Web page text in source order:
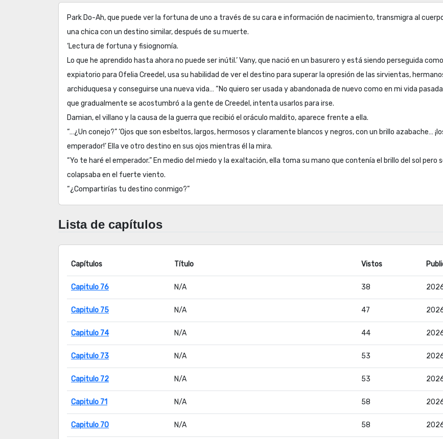
Park Do-Ah, que puede ver la fortuna de uno a través de su cara e información de nacimiento, transmigra al
una chica con un destino similar, después de su muerte.
‘Lectura de fortuna y fisiognomía.
Lo que he aprendido hasta ahora no puede ser inútil.’ Vany, que nació en un basurero y está siendo perseguida
expiatorio para Ofelia Creedel, usa su habilidad de ver el destino para superar la opresión de las sirvientas,
archiduquesa y conseguirse una nueva vida… “No quiero ser usada y abandonada de nuevo como en mi vida
que gradualmente se acostumbró a la gente de Creedel, intenta usarlos para irse.
Damian, el villano y la causa de la guerra que recibió el oráculo maldito, aparece frente a ella.
“…¿Un conejo?” ‘Ojos que son esbeltos, largos, hermosos y claramente blancos y negros, con un brillo azabache…
emperador!’ Ella ve otro destino en sus ojos mientras él la mira.
“Yo te haré el emperador.” En medio del miedo y la exaltación, ella toma su mano que contenía el brillo del sol pero
colapsaba en el fuerte viento.
“¿Compartirías tu destino conmigo?”
Lista de capítulos
Capítulos Título Vistos
Capitulo 76 N/A 38
Capitulo 75 N/A 47
Capitulo 74 N/A 44
Capitulo 73 N/A 53
Capitulo 72 N/A 53
Capitulo 71 N/A 58
Capitulo 70 N/A 58